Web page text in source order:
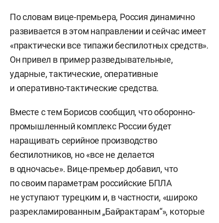
По словам вице-премьера, Россия динамично
развивается в этом направлении и сейчас имеет
«практически все типажи беспилотных средств».
Он привел в пример разведывательные,
ударные, тактические, оперативные
и оперативно-тактические средства.
Вместе с тем Борисов сообщил, что оборонно-
промышленный комплекс России будет
наращивать серийное производство
беспилотников, но «все не делается
в одночасье». Вице-премьер добавил, что
по своим параметрам российские БПЛА
не уступают турецким и, в частности, «широко
разрекламированным „Байрактарам“», которые